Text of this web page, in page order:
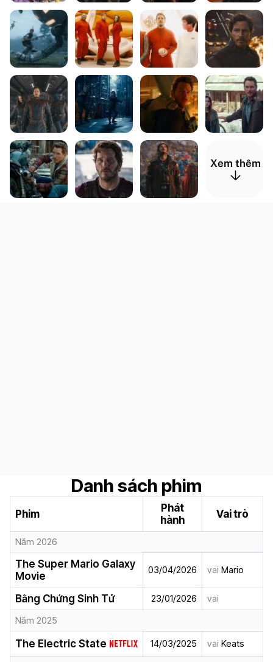
Xem thêm
Danh sách phim
Phim
Phát
hành
Vai trò
Năm 2026
The Super Mario Galaxy
Movie
03/04/2026 vai Mario
Bằng Chứng Sinh Tử 23/01/2026
vai
Năm 2025
The Electric State 14/03/2025 vai Keats